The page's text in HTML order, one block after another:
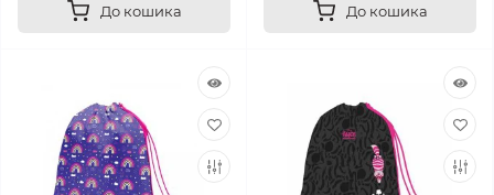
До кошика До кошика